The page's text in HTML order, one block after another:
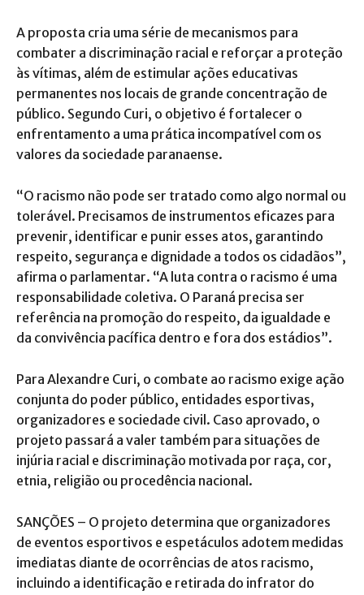
A proposta cria uma série de mecanismos para
combater a discriminação racial e reforçar a proteção
às vítimas, além de estimular ações educativas
permanentes nos locais de grande concentração de
público. Segundo Curi, o objetivo é fortalecer o
enfrentamento a uma prática incompatível com os
valores da sociedade paranaense.
“O racismo não pode ser tratado como algo normal ou
tolerável. Precisamos de instrumentos eficazes para
prevenir, identificar e punir esses atos, garantindo
respeito, segurança e dignidade a todos os cidadãos”,
afirma o parlamentar. “A luta contra o racismo é uma
responsabilidade coletiva. O Paraná precisa ser
referência na promoção do respeito, da igualdade e
da convivência pacífica dentro e fora dos estádios”.
Para Alexandre Curi, o combate ao racismo exige ação
conjunta do poder público, entidades esportivas,
organizadores e sociedade civil. Caso aprovado, o
projeto passará a valer também para situações de
injúria racial e discriminação motivada por raça, cor,
etnia, religião ou procedência nacional.
SANÇÕES – O projeto determina que organizadores
de eventos esportivos e espetáculos adotem medidas
imediatas diante de ocorrências de atos racismo,
incluindo a identificação e retirada do infrator do